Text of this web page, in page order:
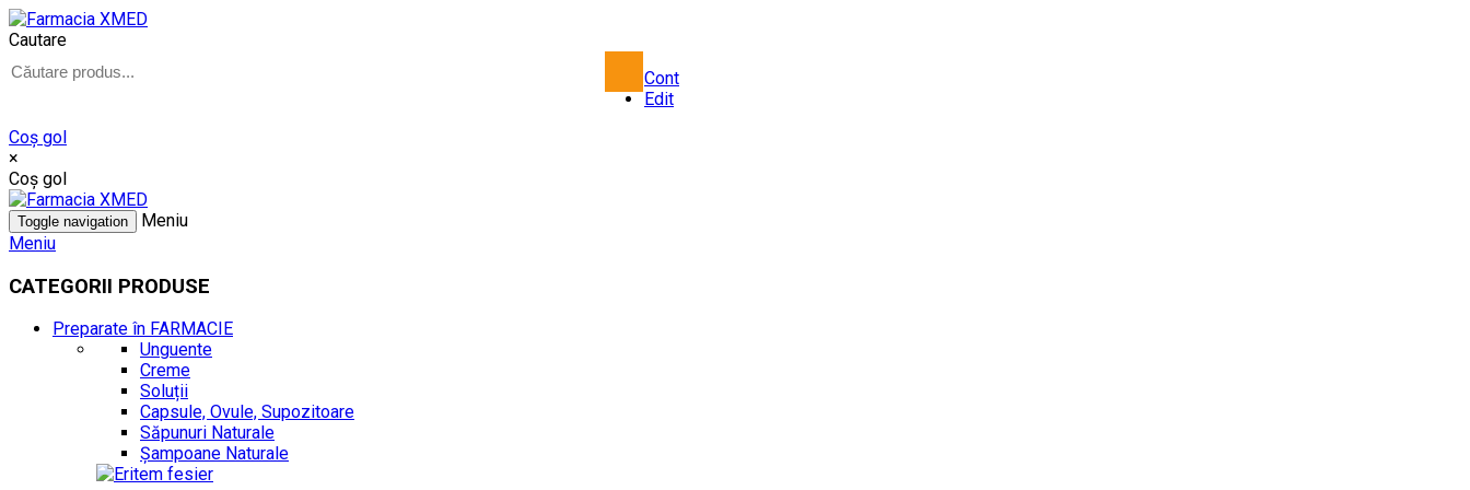
Cautare
Cont
Edit
Coş gol
×
Coş gol
Toggle navigation
Meniu
Meniu
CATEGORII PRODUSE
Preparate în FARMACIE
Unguente
Creme
Soluții
Capsule, Ovule, Supozitoare
Săpunuri Naturale
Șampoane Naturale